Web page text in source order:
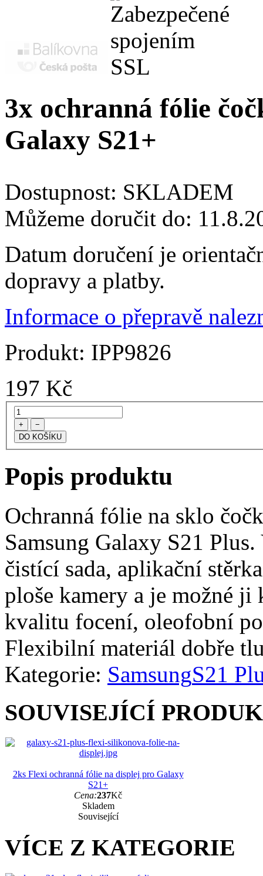
3x ochranná fólie
Galaxy S21+
Dostupnost: SKLADEM
Můžeme doručit do:
Datum doručení je
dopravy a platby.
Informace o přepravě
Produkt: IPP9826
197 Kč
+ −
Popis produktu
Ochranná fólie na sklo
Samsung Galaxy S21
čistící sada, aplikační
ploše kamery a je možné
kvalitu focení, oleofobní
Flexibilní materiál dobře
Kategorie: SamsungS21
SOUVISEJÍCÍ
2ks Flexi ochranná fólie na displej pro Galaxy
S21+
Cena:237Kč
Skladem
Související
VÍCE Z KATEGORIE